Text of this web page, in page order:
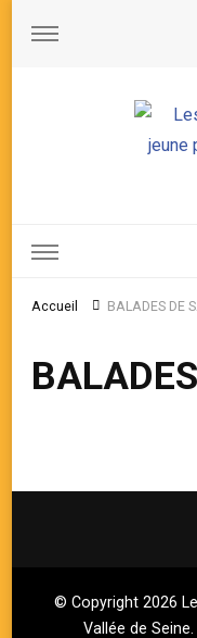
Accueil BALADES DE
© Copyright 2026
Vallée de Seine